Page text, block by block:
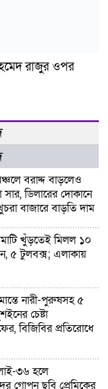
রাজুর ওপর
বরাদ্দ বাড়লেও
সার, ডিলারের দোকানে
বাজারে বাড়তি দাম
মাটি খুঁড়তেই মিলল ১০
৫ টুলবক্স; এলাকায়
নারী-পুরুষসহ ৫
চেষ্টা
বিজিবির প্রতিরোধে
৩৬ হলে
গোপন ছবি প্রেমিকের